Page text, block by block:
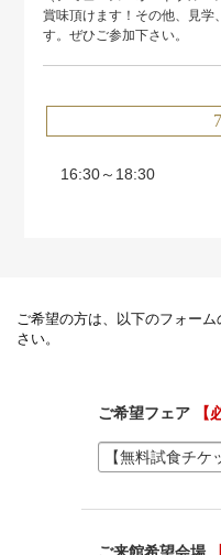
賞味頂けます！その他、見学
す。ぜひご参加下さい。
16:30～18:30